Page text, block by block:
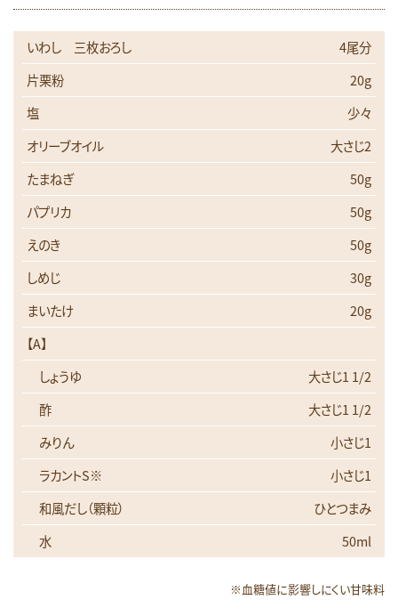
いわし 三枚おろし
4尾分
片栗粉
20g
塩
少々
オリーブオイル
大さじ2
たまねぎ
50g
パプリカ
50g
えのき
50g
しめじ
30g
まいたけ
20g
【A】
しょうゆ
大さじ1 1/2
酢
大さじ1 1/2
みりん
小さじ1
ラカントS※
小さじ1
和風だし（顆粒）
ひとつまみ
水
50ml
※血糖値に影響しにくい甘味料